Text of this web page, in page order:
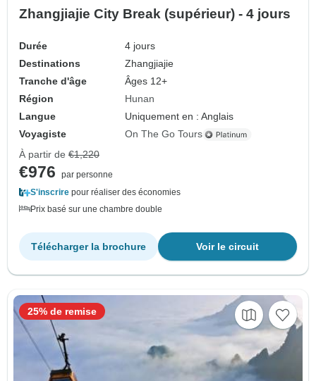
Zhangjiajie City Break (supérieur) - 4 jours
Durée
4 jours
Destinations
Zhangjiajie
Tranche d'âge
Âges 12+
Région
Hunan
Langue
Uniquement en : Anglais
Voyagiste
On The Go Tours
À partir de €1,220
€976
par personne
S'inscrire pour réaliser des économies
Prix basé sur une chambre double
Voir le circuit
Télécharger la brochure
25% de remise